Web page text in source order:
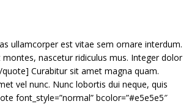
ullamcorper est vitae sem ornare interdum.
nascetur ridiculus mus. Integer dolor
Curabitur sit amet magna quam.
vel nunc. Nunc lobortis dui neque, quis
font_style=”normal” bcolor=”#e5e5e5″